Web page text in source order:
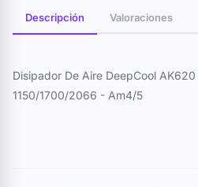
Descripción Valoraciones
Disipador De Aire DeepCool
1150/1700/2066 - Am4/5